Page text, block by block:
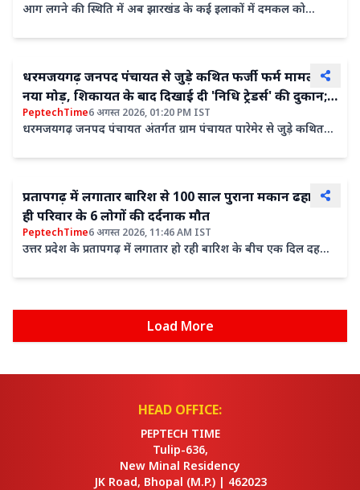
आग लगने की स्थिति में अब झारखंड के कई इलाकों में दमकल को
धरमजयगढ़ जनपद पंचायत से जुड़े कथित फर्जी फर्म मामले में
नया मोड़, शिकायत के बाद दिखाई दी 'निधि ट्रेडर्स' की दुकान;
उठे कई सवाल
PeptechTime6 अगस्त 2026, 01:20 PM IST
धरमजयगढ़ जनपद पंचायत अंतर्गत ग्राम पंचायत पारेमेर से जुड़े कथित
प्रतापगढ़ में लगातार बारिश से 100 साल पुराना मकान ढहा: एक
ही परिवार के 6 लोगों की दर्दनाक मौत
PeptechTime6 अगस्त 2026, 11:46 AM IST
उत्तर प्रदेश के प्रतापगढ़ में लगातार हो रही बारिश के बीच एक दिल दहला
Load More
HEAD OFFICE:
PEPTECH TIME
Tulip-636,
New Minal Residency
JK Road, Bhopal (M.P.) | 462023